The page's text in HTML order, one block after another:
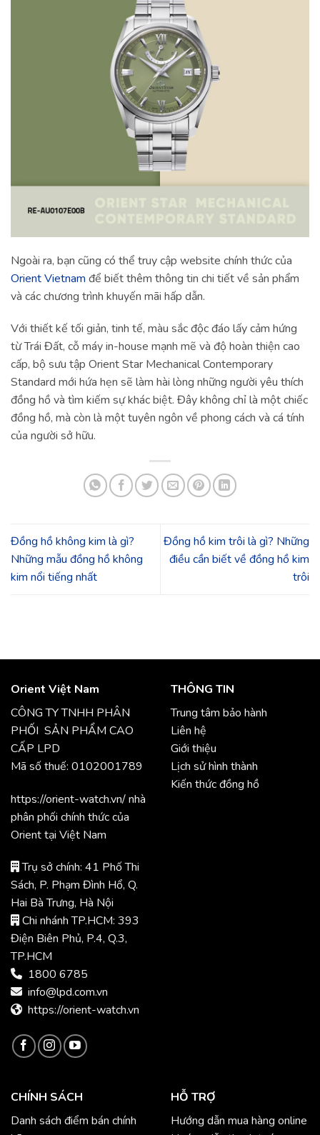
Ngoài ra, bạn cũng có thể truy cập website chính thức của
Orient Vietnam để biết thêm thông tin chi tiết về sản phẩm
và các chương trình khuyến mãi hấp dẫn.
Với thiết kế tối giản, tinh tế, màu sắc độc đáo lấy cảm hứng
từ Trái Đất, cỗ máy in-house mạnh mẽ và độ hoàn thiện cao
cấp, bộ sưu tập Orient Star Mechanical Contemporary
Standard mới hứa hẹn sẽ làm hài lòng những người yêu thích
đồng hồ và tìm kiếm sự khác biệt. Đây không chỉ là một chiếc
đồng hồ, mà còn là một tuyên ngôn về phong cách và cá tính
của người sở hữu.
Đồng hồ không kim là gì?
Những mẫu đồng hồ không
kim nổi tiếng nhất
Đồng hồ kim trôi là gì? Những
điều cần biết về đồng hồ kim
trôi
Orient Việt Nam
CÔNG TY TNHH PHÂN
PHỐI SẢN PHẨM CAO
CẤP LPD
Mã số thuế: 0102001789
https://orient-watch.vn/ nhà
phân phối chính thức của
Orient tại Việt Nam
Trụ sở chính: 41 Phố Thi
Sách, P. Phạm Đình Hổ, Q.
Hai Bà Trưng, Hà Nội
Chi nhánh TP.HCM: 393
Điện Biên Phủ, P.4, Q.3,
TP.HCM
1800 6785
info@lpd.com.vn
https://orient-watch.vn
THÔNG TIN
Trung tâm bảo hành
Liên hệ
Giới thiệu
Lịch sử hình thành
Kiến thức đồng hồ
CHÍNH SÁCH
Danh sách điểm bán chính
HỖ TRỢ
Hướng dẫn mua hàng online